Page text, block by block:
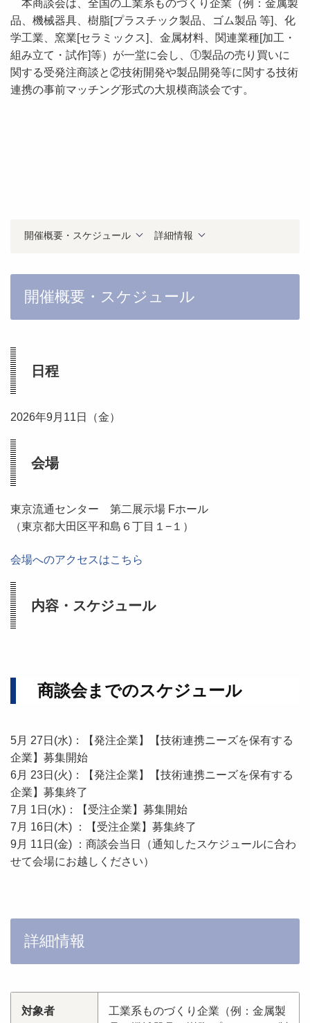
本商談会は、全国の工業系ものづくり企業（例：金属製
品、機械器具、樹脂[プラスチック製品、ゴム製品 等]、化
学工業、窯業[セラミックス]、金属材料、関連業種[加工・
組み立て・試作]等）が一堂に会し、①製品の売り買いに
関する受発注商談と②技術開発や製品開発等に関する技術
連携の事前マッチング形式の大規模商談会です。
開催概要・スケジュール 詳細情報
開催概要・スケジュール
日程
2026年9月11日 （金）
会場
東京流通センター 第二展示場 Fホール
（東京都大田区平和島６丁目１−１）
会場へのアクセスはこちら
内容・スケジュール
商談会までのスケジュール
5月 27日(水) ：【発注企業】【技術連携ニーズを保有する
企業】募集開始
6月 23日(火) ：【発注企業】【技術連携ニーズを保有する
企業】募集終了
7月 1日(水) ：【受注企業】募集開始
7月 16日(木) ：【受注企業】募集終了
9月 11日(金) ：商談会当日（通知したスケジュールに合わ
せて会場にお越しください）
詳細情報
対象者
工業系ものづくり企業（例：金属製